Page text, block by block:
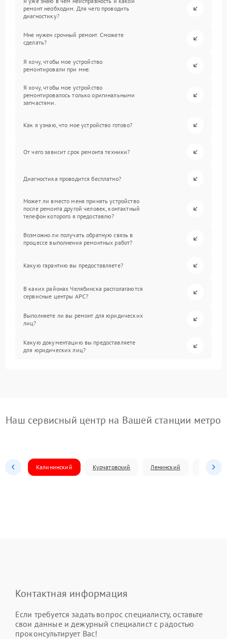
ремонт необходим. Для чего проводить
диагностику?
Мне нужен срочный ремонт. Сможете
сделать?
Я хочу, чтобы мое устройство
ремонтировали при мне.
Я хочу, чтобы мое устройство
ремонтировалось только оригинальными
запчастями.
Как я узнаю, что мое устройство готово?
От чего зависит срок ремонта техники?
Диагностика проводится бесплатно?
Может ли вместо меня принять устройство
после ремонта другой человек, контактный
телефон которого я предоставлю?
Возможно ли получать обратную связь в
процессе выполнения ремонтных работ?
Какую гарантию вы предоставляете?
В каких районах Челябинска располагаются
сервисные центры APC?
Выполняете ли вы ремонт для юридических
лиц?
Какую документацию вы предоставляете
для юридических лиц?
Наш сервисный центр на Вашей станции метро
Калининский Курчатовский Ленинский
Контактная информация
Если требуется задать вопрос специалисту, оставьте
свои данные и дежурный специалист с радостью
проконсультирует Вас!